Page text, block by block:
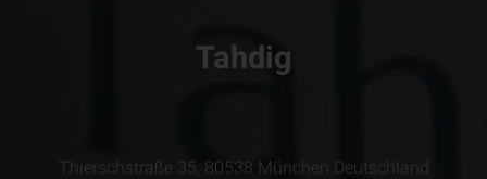
Tahdig
Thierschstraße 35, 80538 München Deutschland